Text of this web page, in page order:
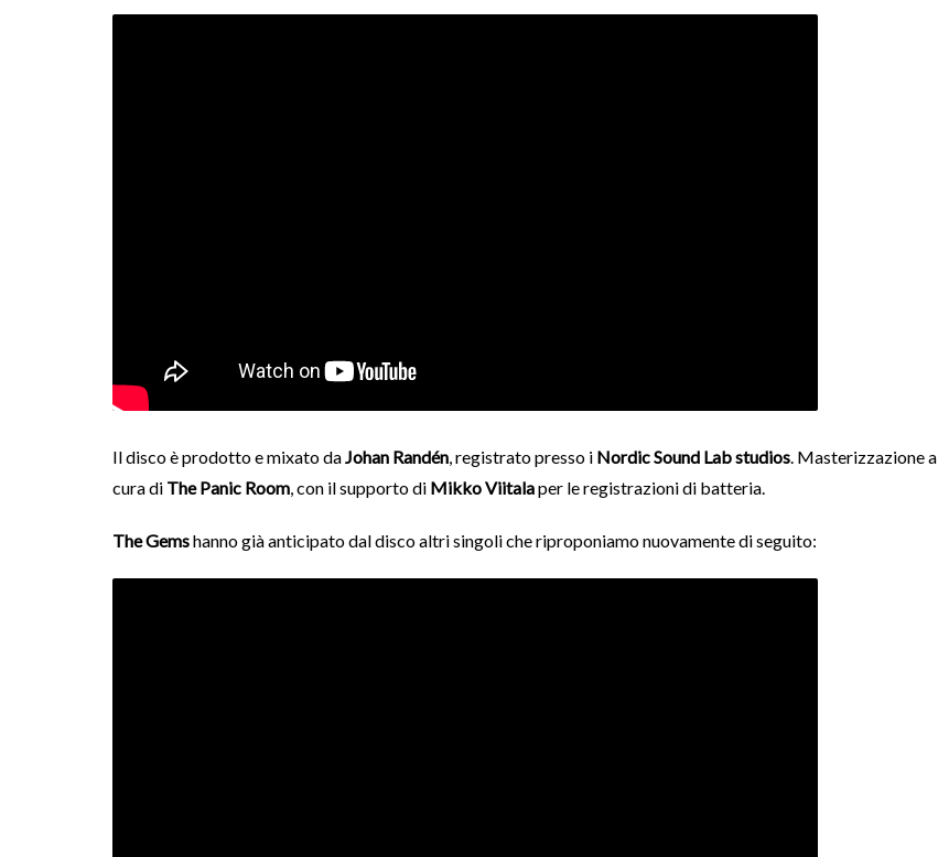
Il disco è prodotto e mixato da Johan Randén , registrato presso i Nordic Sound Lab studios . Masterizzazione a
cura di The Panic Room , con il supporto di Mikko Viitalaper le registrazioni di batteria.
The Gemshanno già anticipato dal disco altri singoli che riproponiamo nuovamente di seguito: